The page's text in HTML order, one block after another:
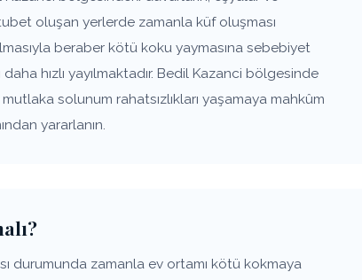
oluşan yerlerde zamanla küf oluşması
beraber kötü koku yaymasına sebebiyet
hızlı yayılmaktadır. Bedil Kazanci bölgesinde
solunum rahatsızlıkları yaşamaya mahkûm
yararlanın.
durumunda zamanla ev ortamı kötü kokmaya